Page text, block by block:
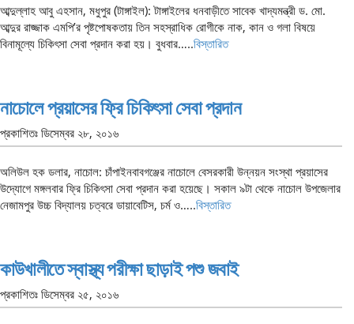
আব্দুল্লাহ আবু এহসান, মধুপুর (টাঙ্গাইল): টাঙ্গাইলের ধনবাড়ীতে সাবেক খাদ্যমন্ত্রী ড. মো.
আব্দুর রাজ্জাক এমপি’র পৃষ্টপোষকতায় তিন সহস্রাধিক রোগীকে নাক, কান ও গলা বিষয়ে
বিনামূল্যে চিকিৎসা সেবা প্রদান করা হয়। বুধবার…..বিস্তারিত
নাচোলে প্রয়াসের ফ্রি চিকিৎসা সেবা প্রদান
প্রকাশিতঃ ডিসেম্বর ২৮, ২০১৬
অলিউল হক ডলার, নাচোল: চাঁপাইনবাবগঞ্জের নাচোলে বেসরকারী উন্নয়ন সংস্থা প্রয়াসের
উদ্যোগে মঙ্গলবার ফ্রি চিকিৎসা সেবা প্রদান করা হয়েছে। সকাল ৯টা থেকে নাচোল উপজেলার
নেজামপুর উচ্চ বিদ্যালয় চত্বরে ডায়াবেটিস, চর্ম ও…..বিস্তারিত
কাউখালীতে স্বাস্থ্য পরীক্ষা ছাড়াই পশু জবাই
প্রকাশিতঃ ডিসেম্বর ২৫, ২০১৬